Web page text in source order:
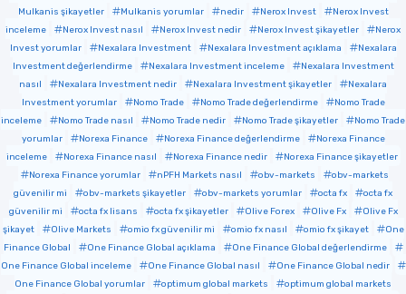
Mulkanis şikayetler
Mulkanis yorumlar nedir Nerox Invest
Nerox Invest
inceleme
Nerox Invest nasıl Nerox Invest nedir Nerox Invest şikayetler
Nerox
Invest yorumlar
Nexalara Investment Nexalara Investment açıklama
Nexalara
Investment değerlendirme
Nexalara Investment inceleme
Nexalara Investment
nasıl
Nexalara Investment nedir Nexalara Investment şikayetler
Nexalara
Investment yorumlar
Nomo Trade Nomo Trade değerlendirme
Nomo Trade
inceleme
Nomo Trade nasıl Nomo Trade nedir Nomo Trade şikayetler
Nomo Trade
yorumlar
Norexa Finance Norexa Finance değerlendirme
Norexa Finance
inceleme
Norexa Finance nasıl Norexa Finance nedir
Norexa Finance şikayetler
Norexa Finance yorumlar
nPFH Markets nasıl obv-markets
obv-markets
güvenilir mi
obv-markets şikayetler obv-markets yorumlar octa fx
octa fx
güvenilir mi
octa fx lisans octa fx şikayetler Olive Forex Olive Fx
Olive Fx
şikayet
Olive Markets omio fx güvenilir mi omio fx nasıl omio fx şikayet
One
Finance Global
One Finance Global açıklama
One Finance Global değerlendirme
One Finance Global inceleme
One Finance Global nasıl
One Finance Global nedir
One Finance Global yorumlar
optimum global markets
optimum global markets